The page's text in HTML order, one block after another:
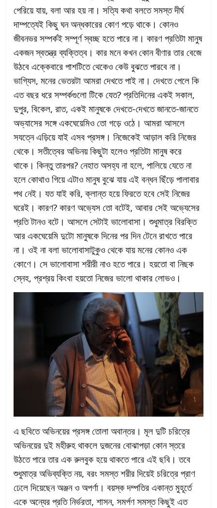
পেরিয়ে যায়, বলা আর হয় না। সত্যি কথা বলতে সমস্ত দীর্ঘ
দাম্পত্যেই কিছু ঘন অন্ধকারের কোণ পড়ে থাকে। কোনও
জীবনভর সম্পর্কই সম্পূর্ণ স্বচ্ছ হতে পারে না। কারণ প্রতিটা মানুষ
একজন স্বতন্ত্র ব্যক্তিত্ব। কার মনে কখন কোন বীণার তার বেজে
উঠবে এক্কেবারে পাশটিতে থেকেও কেউ বুঝতে পারবে না।
ভাগ্যিস, মনের ভেতরটা আমরা দেখতে পাই না। দেখতে পেলে কি
এত বছর ধরে সম্পর্কগুলো টিকে যেত? প্রতিদিনের একই সকাল,
দুপুর, বিকেল, রাত, একই মানুষকে দেখতে-দেখতে জানতে-জানতে
অভ্যাসের সঙ্গে একঘেয়েমিও তো গড়ে ওঠে। আমরা আসলে
সযত্নে এড়িয়ে যাই এসব প্রসঙ্গ। নিজেকেই আড়াল করি নিজের
থেকে। সতীত্বের অভিনয় কিছুটা হলেও প্রতিটা মানুষ করে
থাকে। কিন্তু তারপর? নেহাত অসহ্য না হলে, পালিয়ে যেতে না
হলে কোথাও গিয়ে এটাও মানুষ বুঝে যায় এই বন্ধন ছিঁড়ে পালাবার
পথ নেই। যত যাই করি, ক্লান্ত হয়ে ফিরতে হবে সেই নিজের
ঘরেই। কারণ? কারণ অভ্যেস তো বটেই, আবার সেই অভ্যেসের
প্রতি টানও বটে। আসলে সেটাই ভালোবাসা। শুধুমাত্র বিরক্তি
আর একঘেয়েমি দুটো মানুষকে দিনের পর দিন টেনে রাখতে পারে
না। ওই না বলা ভালোবাসাটুকুও থেকে যায় মনের কোনও এক
কোণে। সে ভালোবাসা শরীরী নাও হতে পারে। হয়তো বা নিছক
স্নেহ, প্রশ্রয় কিংবা হয়তো নিজের ভালো থাকার লোভও।
এ ছবিতে অভিনয়ের প্রসঙ্গ তোলা অবান্তর। মূল দুটি চরিত্রে
অভিনয়ের দুই মহীরুহ থাকলে দুজনের বোঝাপড়া কোন স্তরে
উঠতে পারে তার এক রুলবুক হয়ে থাকতে পারে এই ছবি। তবে
শুধুমাত্র অভিব্যক্তি নয়, বরং সমস্ত শরীর দিয়েই চরিত্রে প্রাণ
ঢেলে দিয়েছেন অঞ্জন ও অপর্ণা। বয়স্ক দম্পতির একান্ত মুহূর্তে
একে অন্যের প্রতি নির্ভরতা, শাসন, সমর্পণ সমস্ত কিছুই এত